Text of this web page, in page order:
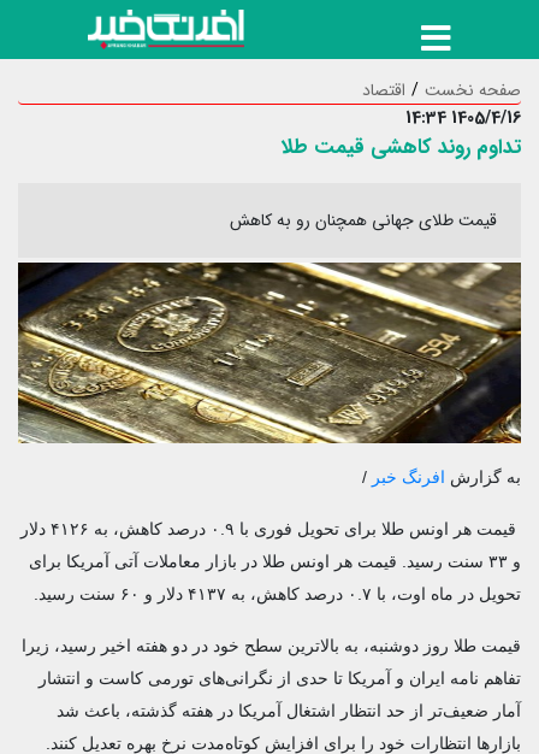
صفحه نخست
اقتصاد
1405/4/16 14:34
تداوم روند کاهشی قیمت طلا
قیمت طلای جهانی همچنان رو به کاهش
به گزارش افرنگ خبر /
قیمت هر اونس طلا برای تحویل فوری با ۰.۹ درصد کاهش، به ۴۱۲۶ دلار
و ۳۳ سنت رسید. قیمت هر اونس طلا در بازار معاملات آتی آمریکا برای
تحویل در ماه اوت، با ۰.۷ درصد کاهش، به ۴۱۳۷ دلار و ۶۰ سنت رسید.
قیمت طلا روز دوشنبه، به بالاترین سطح خود در دو هفته اخیر رسید، زیرا
تفاهم نامه ایران و آمریکا تا حدی از نگرانی‌های تورمی کاست و انتشار
آمار ضعیف‌تر از حد انتظار اشتغال آمریکا در هفته گذشته، باعث شد
بازارها انتظارات خود را برای افزایش کوتاه‌مدت نرخ بهره تعدیل کنند.